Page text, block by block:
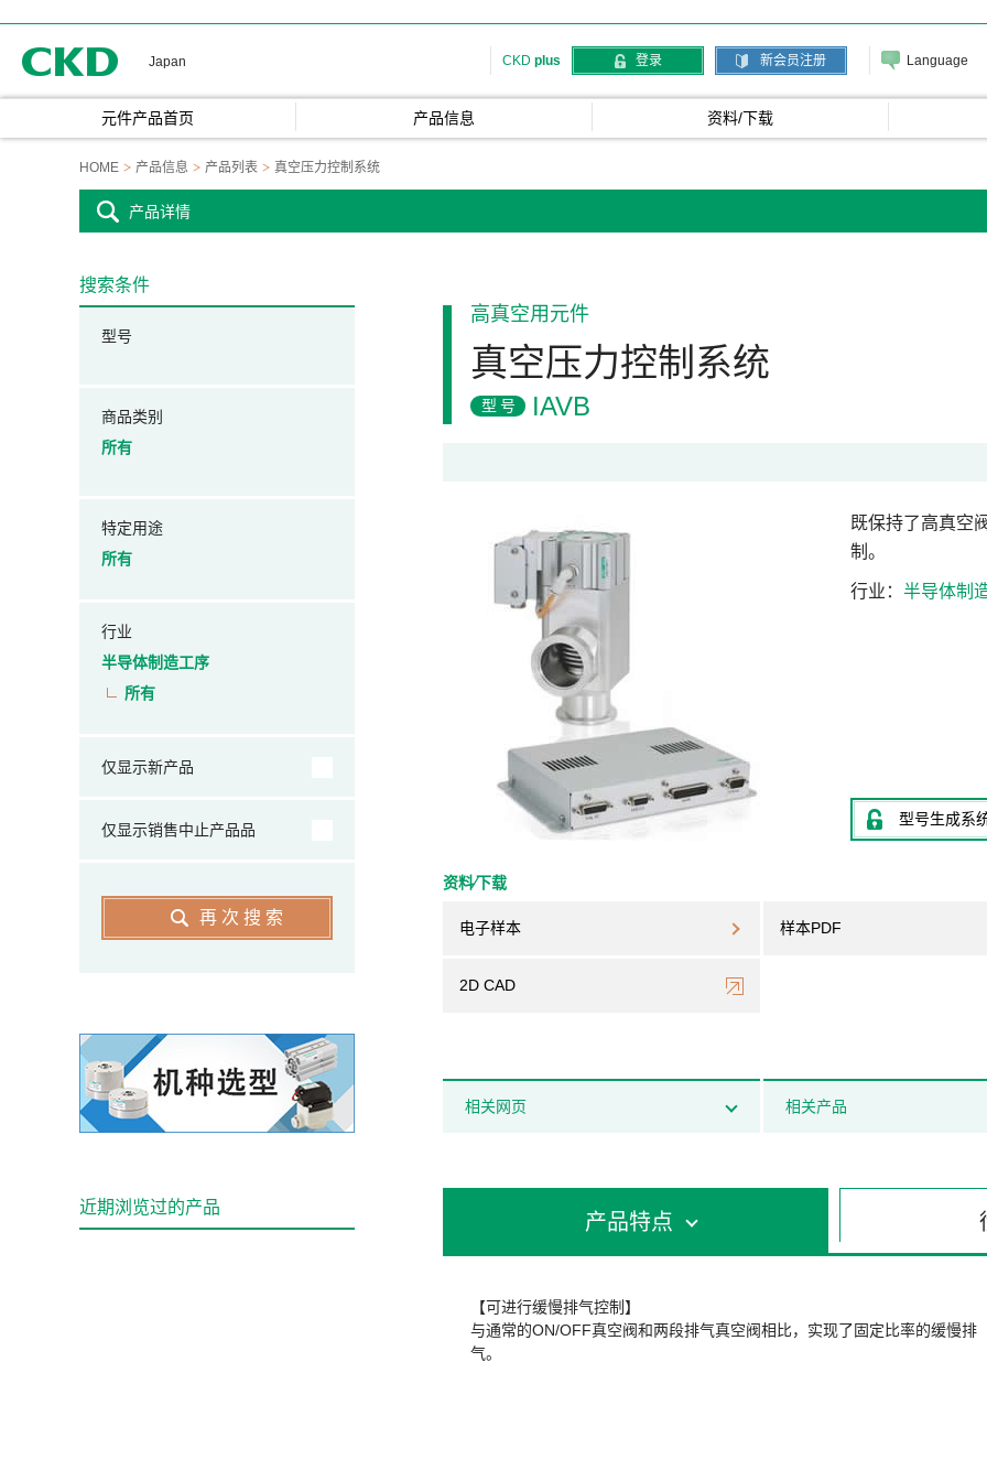
Japan CKD plus 登录 新会员注册 Language
元件产品首页 产品信息 资料/下载
HOME 产品信息 产品列表 真空压力控制系统
产品详情
高真空用元件
真空压力控制系统
型号 IAVB
既保持了高真空
制。
行业 半导体制
型号生成系
资料⁄下载
电子样本 样本PDF
2D CAD
相关网页 相关产品
产品特点
【可进行缓慢排气控制】
与通常的ON/OFF真空阀和两段排气真空阀相比，实现了固定比率的缓慢排
气。
搜索条件
型号
商品类别
所有
特定用途
所有
行业
半导体制造工序
所有
仅显示新产品
仅显示销售中止产品品
再次搜索
近期浏览过的产品